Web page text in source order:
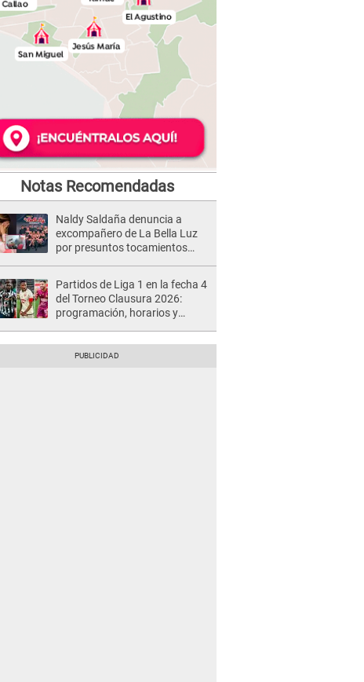
Notas Recomendadas
Naldy Saldaña denuncia a
excompañero de La Bella Luz
por presuntos tocamientos
Partidos de Liga 1 en la fecha 4
del Torneo Clausura 2026:
programación, horarios y